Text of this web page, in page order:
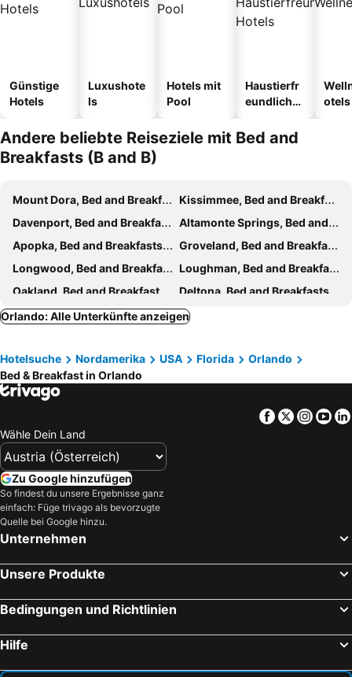
Günstige
Hotels
Luxushote
ls
Hotels mit
Pool
Haustierfr
eundliche
otels
Andere beliebte Reiseziele mit Bed and
Breakfasts (B and B)
Mount Dora, Bed and Breakfasts (B and B)
Kissimmee, Bed and Breakfasts (B and B)
Davenport, Bed and Breakfasts (B and B)
Altamonte Springs, Bed and Breakfasts (B and B)
Apopka, Bed and Breakfasts (B and B)
Groveland, Bed and Breakfasts (B and B)
Longwood, Bed and Breakfasts (B and B)
Loughman, Bed and Breakfasts (B and B)
Oakland, Bed and Breakfasts (B and B)
Deltona, Bed and Breakfasts (B and B)
Ridge, Bed and Breakfasts (B and B)
Orlando: Alle Unterkünfte anzeigen
Hotelsuche Nordamerika USA Florida
Orlando
Bed & Breakfast in Orlando
Facebook
Twitter
Wähle Dein Land
Zu Google hinzufügen
So findest du unsere Ergebnisse ganz
einfach: Füge trivago als bevorzugte
Quelle bei Google hinzu.
Unternehmen
Unsere Produkte
Bedingungen und Richtlinien
Hilfe